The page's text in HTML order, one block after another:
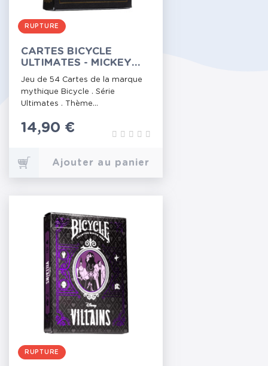
RUPTURE
CARTES BICYCLE
ULTIMATES - MICKEY
BLACK/GOLD
Jeu de 54 Cartes de la marque
mythique Bicycle . Série
Ultimates . Thème...
Prix
14,90 €
Ajouter au panier
RUPTURE